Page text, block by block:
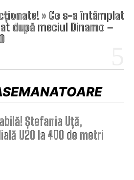
» Ce s-a întâmplat
după meciul Dinamo –
Ștefania Uță,
U20 la 400 de metri